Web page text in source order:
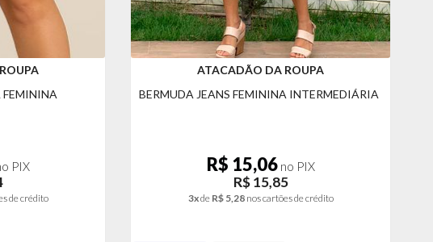
FEMININA
PIX
de crédito
ATACADÃO DA ROUPA
BERMUDA JEANS FEMININA INTERMEDIÁRIA
R$ 15,06no PIX
R$ 15,85
3xde R$ 5,28 nos cartões de crédito